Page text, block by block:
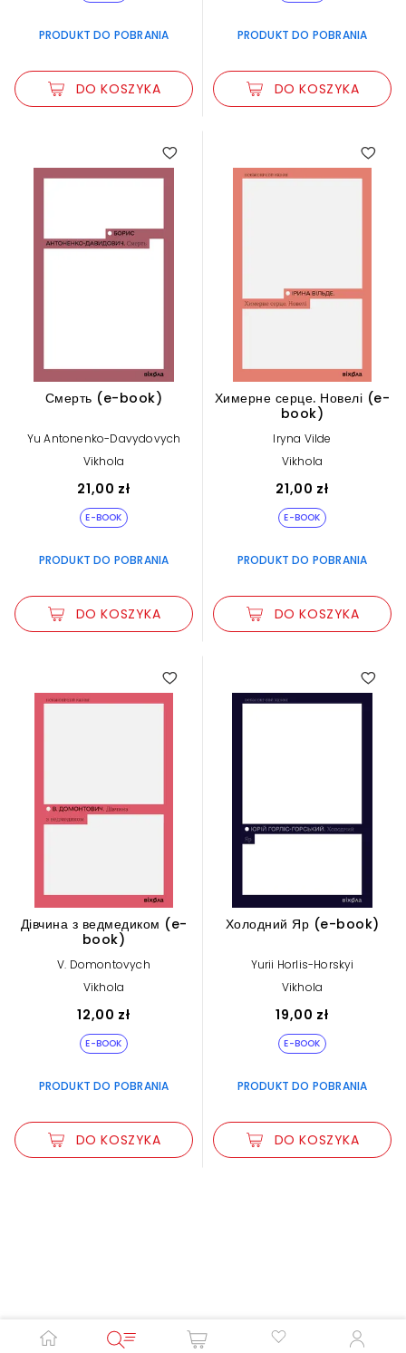
PRODUKT DO POBRANIA
DO KOSZYKA
PRODUKT DO POBRANIA
DO KOSZYKA
Смерть (e-book)
Yu Antonenko-Davydovych
Vikhola
21,00 zł
E-BOOK
PRODUKT DO POBRANIA
DO KOSZYKA
Химерне серце. Новелі (e-
book)
Iryna Vilde
Vikhola
21,00 zł
E-BOOK
PRODUKT DO POBRANIA
DO KOSZYKA
Дівчина з ведмедиком (e-
book)
V. Domontovych
Vikhola
12,00 zł
E-BOOK
PRODUKT DO POBRANIA
DO KOSZYKA
Холодний Яр (e-book)
Yurii Horlis-Horskyi
Vikhola
19,00 zł
E-BOOK
PRODUKT DO POBRANIA
DO KOSZYKA
Podkreślenie linków